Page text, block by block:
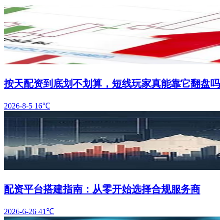
按天配资到底划不划算，短线玩家真能靠它翻盘
2026-8-5 16℃
配资平台搭建指南：从零开始选择合规服务商
2026-6-26 41℃